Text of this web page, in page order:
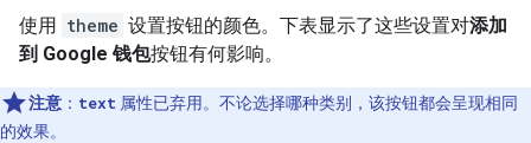
使用 theme 设置按钮的颜色。下表显示了这些设置对添加
到 Google 钱包按钮有何影响。
注意 ： text 属性已弃用。不论选择哪种类别，该按钮都会呈现相同
的效果。